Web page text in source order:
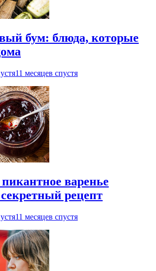
бум: блюда, которые
11 месяцев спустя
пикантное варенье
рецепт
11 месяцев спустя